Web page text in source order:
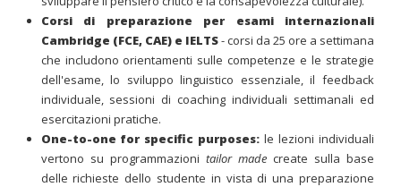
Corsi di preparazione per esami internazionali
Cambridge (FCE, CAE) e IELTS- corsi da 25 ore a settimana
che includono orientamenti sulle competenze e le strategie
dell'esame, lo sviluppo linguistico essenziale, il feedback
individuale, sessioni di coaching individuali settimanali ed
esercitazioni pratiche.
One-to-one for specific purposes: le lezioni individuali
vertono su programmazioni tailor madecreate sulla base
delle richieste dello studente in vista di una preparazione